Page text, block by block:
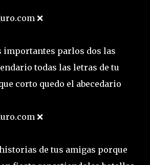
❌
importantes parlos dos las
todas las letras de tu
corto quedo el abecedario
❌
de tus amigas porque